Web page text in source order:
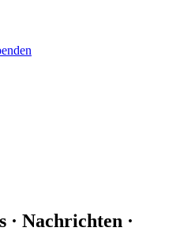
· Nachrichten ·